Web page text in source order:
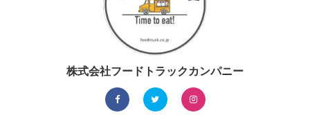
株式会社フードトラックカンパニー